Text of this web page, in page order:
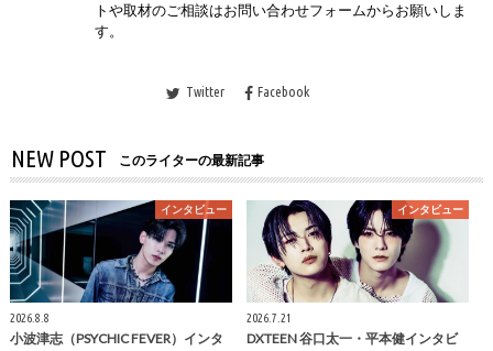
トや取材のご相談はお問い合わせフォームからお願いしま
す。
Twitter Facebook
NEW POST このライターの最新記事
インタビュー
2026.8.8
小波津志（PSYCHIC FEVER）インタ
インタビュー
2026.7.21
DXTEEN 谷口太一・平本健インタビ